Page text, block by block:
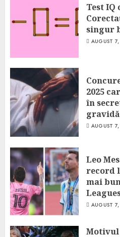
Test
singur
AUGUST
2025
în
gravidă
AUGUST
Leo
record
mai
AUGUST